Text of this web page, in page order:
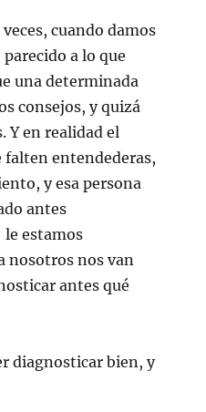
cuando damos
a lo que
una determinada
consejos, y quizá
Y en realidad el
falten entendederas,
y esa persona
antes
le estamos
nosotros nos van
antes qué
diagnosticar bien, y